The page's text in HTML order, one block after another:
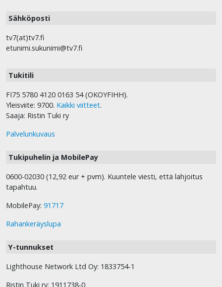
Sähköposti
tv7(at)tv7.fi
etunimi.sukunimi@tv7.fi
Tukitili
FI75 5780 4120 0163 54 (OKOYFIHH).
Yleisviite: 9700. Kaikki viitteet.
Saaja: Ristin Tuki ry
Palvelunkuvaus
Tukipuhelin ja MobilePay
0600-02030 (12,92 eur + pvm). Kuuntele viesti, että lahjoitus
tapahtuu.
MobilePay: 91717
Rahankeräyslupa
Y-tunnukset
Lighthouse Network Ltd Oy: 1833754-1
Ristin Tuki ry: 1911738-0